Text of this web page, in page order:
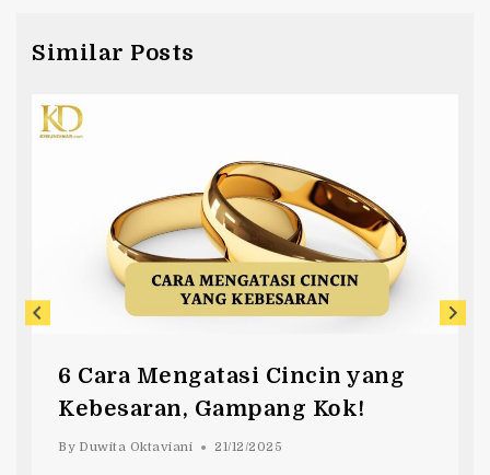
Similar Posts
6 Cara Mengatasi Cincin yang
Kebesaran, Gampang Kok!
By Duwita Oktaviani 21/12/2025